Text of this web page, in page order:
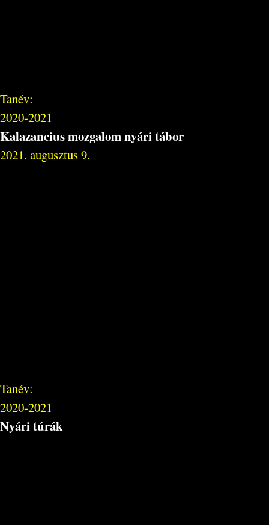
Tanév:
2020-2021
Kalazancius mozgalom nyári tábor
2021. augusztus 9.
Tanév:
2020-2021
Nyári túrák